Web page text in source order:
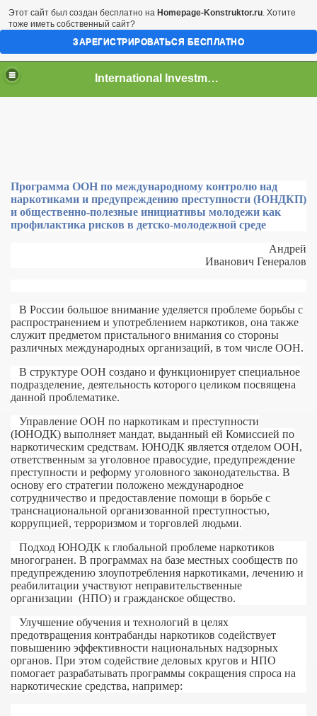
International Investment Center
Программа ООН по международному контролю над
наркотиками и предупреждению преступности (ЮНДКП)
и общественно-полезные инициативы молодежи как
профилактика рисков в детско-молодежной среде
Андрей
Иванович Генералов
В России большое внимание уделяется проблеме борьбы с
распространением и употреблением наркотиков, она также
служит предметом пристального внимания со стороны
различных международных организаций, в том числе ООН.
В структуре ООН создано и функционирует специальное
подразделение, деятельность которого целиком посвящена
данной проблематике.
Управление ООН по наркотикам и преступности
(ЮНОДК) выполняет мандат, выданный ей Комиссией по
наркотическим средствам. ЮНОДК является отделом ООН,
ответственным за уголовное правосудие, предупреждение
преступности и реформу уголовного законодательства. В
основу его стратегии положено международное
сотрудничество и предоставление помощи в борьбе с
транснациональной организованной преступностью,
коррупцией, терроризмом и торговлей людьми.
Подход ЮНОДК к глобальной проблеме наркотиков
многогранен. В программах на базе местных сообществ по
предупреждению злоупотребления наркотиками, лечению и
реабилитации участвуют неправительственные
организации (НПО) и гражданское общество.
Улучшение обучения и технологий в целях
предотвращения контрабанды наркотиков содействует
повышению эффективности национальных надзорных
органов. При этом содействие деловых кругов и НПО
помогает разрабатывать программы сокращения спроса на
наркотические средства, например:
ЦИИ
Этот сайт был создан бесплатно на Homepage-Konstruktor.ru. Хотите
тоже иметь собственный сайт?
ЗАРЕГИСТРИРОВАТЬСЯ БЕСПЛАТНО